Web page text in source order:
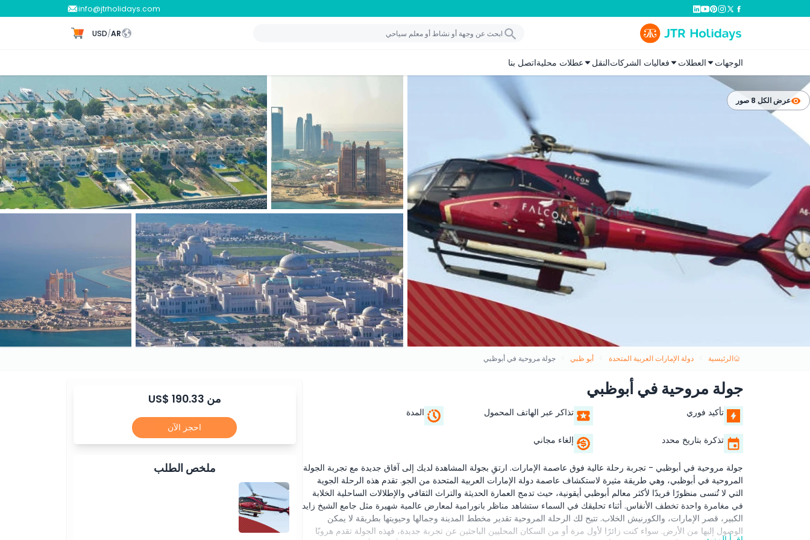
info@jtrholidays.com
AR
/
USD
الوجهات العطلات فعاليات الشركاتالنقل عطلات محليةاتصل بنا
عرض الكل 8 صور
الرئيسية دولة الإمارات العربية المتحدة أبو ظبي جولة مروحية في أبوظبي
جولة مروحية في أبوظبي
تأكيد فوري تذاكر عبر الهاتف المحمول المدة
تذكرة بتاريخ محدد إلغاء مجاني
جولة مروحية في أبوظبي - تجربة رحلة عالية فوق عاصمة الإمارات. ارتقِ بجولة المشاهدة لديك إلى آفاق جديدة مع تجربة الجولة
المروحية في أبوظبي، وهي طريقة مثيرة لاستكشاف عاصمة دولة الإمارات العربية المتحدة من الجو. تقدم هذه الرحلة الجوية
التي لا تُنسى منظورًا فريدًا لأكثر معالم أبوظبي أيقونية، حيث تدمج العمارة الحديثة والتراث الثقافي والإطلالات الساحلية الخلابة
في مغامرة واحدة تخطف الأنفاس. أثناء تحليقك في السماء ستشاهد مناظر بانورامية لمعارض عالمية شهيرة مثل جامع الشيخ زايد
الكبير، قصر الإمارات، والكورنيش الخلاب. تتيح لك الرحلة المروحية تقدير مخطط المدينة وجمالها وحيويتها بطريقة لا يمكن
الوصول إليها من الأرض. سواء كنت زائرًا لأول مرة أو من السكان المحليين الباحثين عن تجربة جديدة، فهذه الجولة تقدم هروبًا
من US$ 190.33
احجز الآن
ملخص الطلب